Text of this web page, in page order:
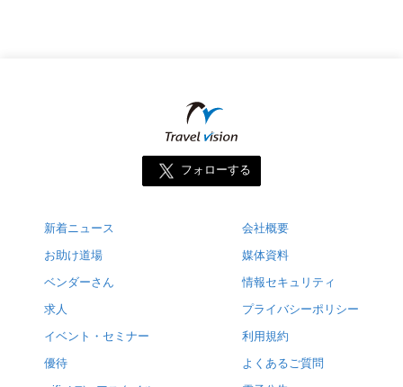
フォローする
新着ニュース
お助け道場
ベンダーさん
求人
イベント・セミナー
優待
会社概要
媒体資料
情報セキュリティ
プライバシーポリシー
利用規約
よくあるご質問